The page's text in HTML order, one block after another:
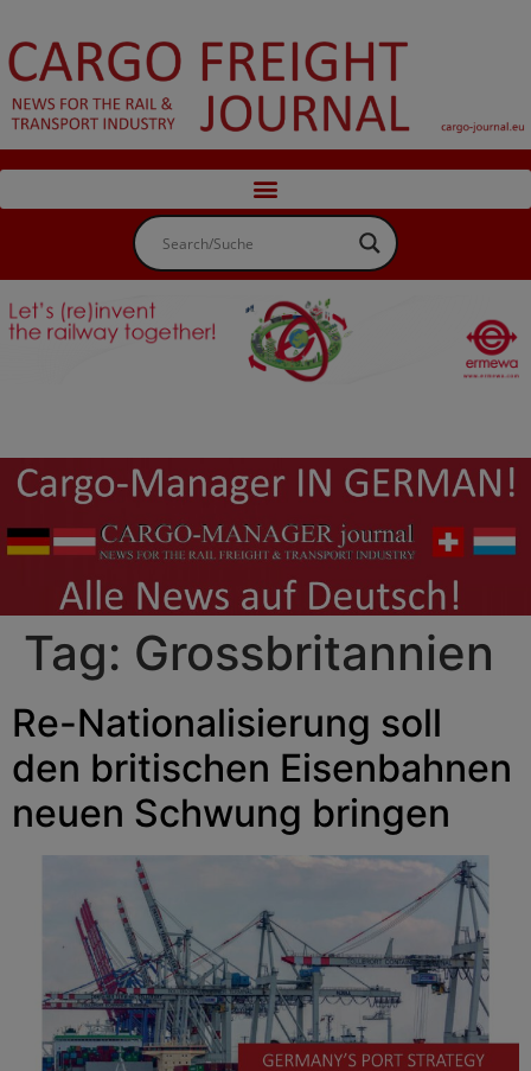
Tag: Grossbritannien
Re-Nationalisierung soll
den britischen Eisenbahnen
neuen Schwung bringen